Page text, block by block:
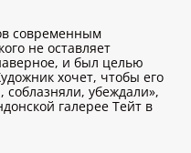
современным
не оставляет
и был целью
хочет, чтобы его
убеждали»,
галерее Тейт в